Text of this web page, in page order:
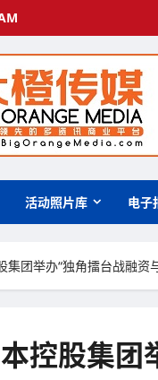
活动照片库 电子
集团举办“独角擂台战融资
控股集团